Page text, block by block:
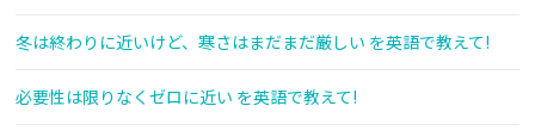
冬は終わりに近いけど、寒さはまだまだ厳しい を英語で教えて!
必要性は限りなくゼロに近い を英語で教えて!